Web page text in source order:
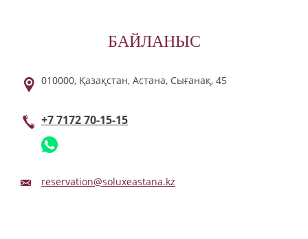
БАЙЛАНЫС
010000, Қазақстан, Астана, Сығанақ, 45
+7 7172 70-15-15
reservation@soluxeastana.kz